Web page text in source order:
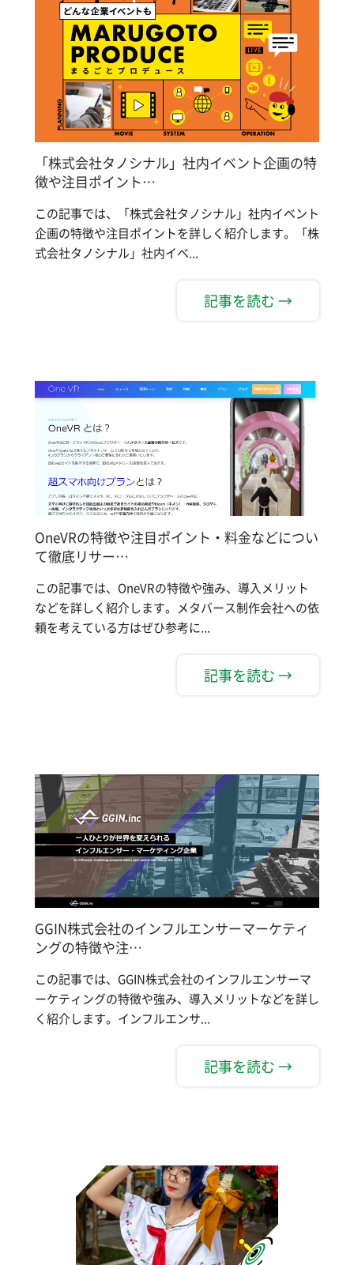
「株式会社タノシナル」社内イベント企画の特
徴や注目ポイント…
この記事では、「株式会社タノシナル」社内イベント
企画の特徴や注目ポイントを詳しく紹介します。「株
式会社タノシナル」社内イベ...
記事を読む →
OneVRの特徴や注目ポイント・料金などについ
て徹底リサー…
この記事では、OneVRの特徴や強み、導入メリット
などを詳しく紹介します。メタバース制作会社への依
頼を考えている方はぜひ参考に...
記事を読む →
GGIN株式会社のインフルエンサーマーケティ
ングの特徴や注…
この記事では、GGIN株式会社のインフルエンサーマ
ーケティングの特徴や強み、導入メリットなどを詳し
く紹介します。インフルエンサ...
記事を読む →